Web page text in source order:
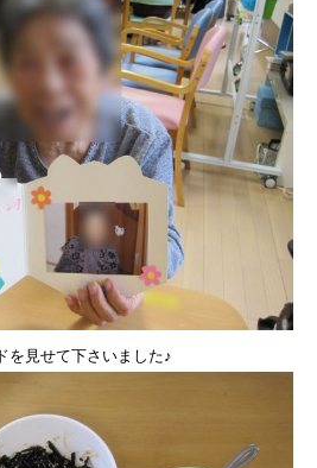
を見せて下さいました♪